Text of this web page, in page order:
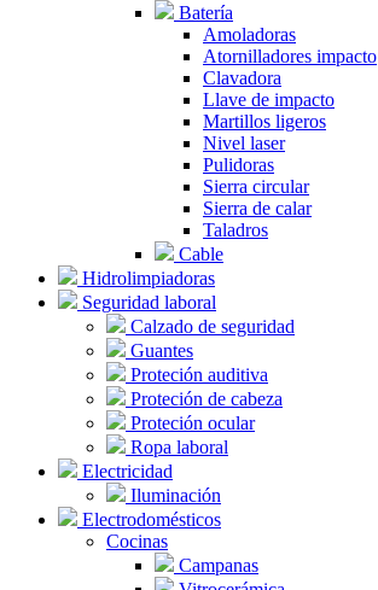
Batería
Amoladoras
Atornilladores impacto
Clavadora
Llave de impacto
Martillos ligeros
Nivel laser
Pulidoras
Sierra circular
Sierra de calar
Taladros
Cable
Hidrolimpiadoras
Seguridad laboral
Calzado de seguridad
Guantes
Proteción auditiva
Proteción de cabeza
Proteción ocular
Ropa laboral
Electricidad
Iluminación
Electrodomésticos
Cocinas
Campanas